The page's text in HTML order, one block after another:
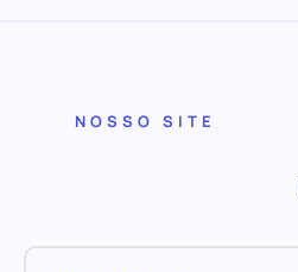
NOSSO SITE